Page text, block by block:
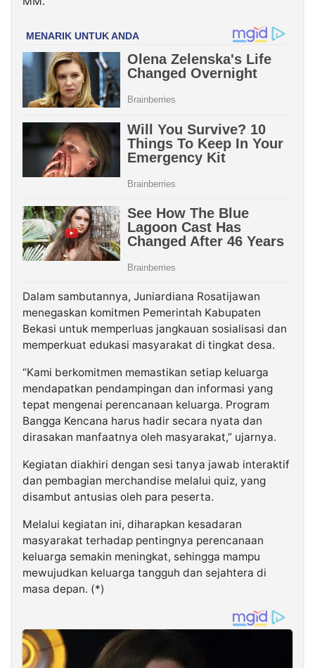
Dalam sambutannya, Juniardiana Rosatijawan
menegaskan komitmen Pemerintah Kabupaten
Bekasi untuk memperluas jangkauan sosialisasi dan
memperkuat edukasi masyarakat di tingkat desa.
“Kami berkomitmen memastikan setiap keluarga
mendapatkan pendampingan dan informasi yang
tepat mengenai perencanaan keluarga. Program
Bangga Kencana harus hadir secara nyata dan
dirasakan manfaatnya oleh masyarakat,” ujarnya.
Kegiatan diakhiri dengan sesi tanya jawab interaktif
dan pembagian merchandise melalui quiz, yang
disambut antusias oleh para peserta.
Melalui kegiatan ini, diharapkan kesadaran
masyarakat terhadap pentingnya perencanaan
keluarga semakin meningkat, sehingga mampu
mewujudkan keluarga tangguh dan sejahtera di
masa depan. (*)